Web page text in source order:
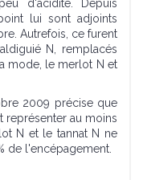
d'acidité. Depuis
lui sont adjoints
Autrefois, ce furent
N, remplacés
mode, le merlot N et
2009 précise que
représenter au moins
N et le tannat N ne
de l'encépagement.